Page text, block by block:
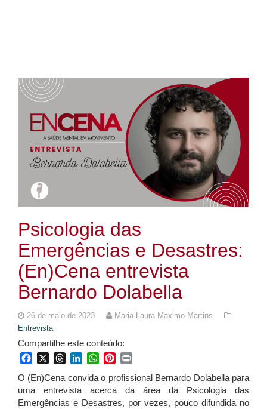
Psicologia das
Emergências e Desastres:
(En)Cena entrevista
Bernardo Dolabella
26 de maio de 2023
Maria Laura Maximo Martins
Entrevista
Compartilhe este conteúdo:
FacebookThreadsLinkedInWhatsApp
Pinterest
O (En)Cena convida o profissional Bernardo Dolabella para
uma entrevista acerca da área da Psicologia das
Emergências e Desastres, por vezes, pouco difundida no